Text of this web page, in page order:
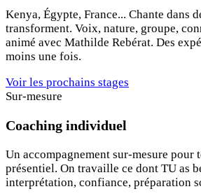
Kenya, Égypte, France... Chante dans
transforment. Voix, nature, groupe,
animé avec Mathilde Rebérat. Des
moins une fois.
Voir les prochains stages
Sur-mesure
Coaching individuel
Un accompagnement sur-mesure pour
présentiel. On travaille ce dont TU as
interprétation, confiance, préparation